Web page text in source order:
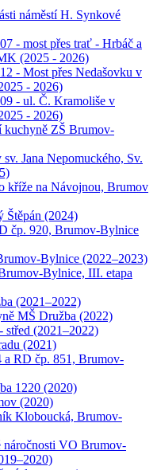
náměstí H. Synkové
- most přes trať - Hrbáč a
(2025 - 2026)
- Most přes Nedašovku v
- 2026)
- ul. Č. Kramoliše v
- 2026)
kuchyně ZŠ Brumov-
Jana Nepomuckého, Sv.
kříže na Návojnou, Brumov
Štěpán (2024)
čp. 920, Brumov-Bylnice
Bylnice (2022–2023)
Bylnice, III. etapa
(2021–2022)
MŠ Družba (2022)
střed (2021–2022)
(2021)
a RD čp. 851, Brumov-
1220 (2020)
(2020)
Kloboucká, Brumov-
náročnosti VO Brumov-